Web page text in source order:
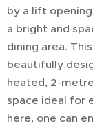
by a lift
a bright and
dining area.
beautifully
heated, 2-
space ideal for
here, one can